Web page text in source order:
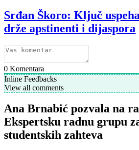
Srđan Škoro: Ključ
drže apstinenti i dijaspora
0 Komentara
Inline Feedbacks
View all comments
Ana Brnabić pozvala na
Ekspertsku radnu grupu
studentskih zahteva